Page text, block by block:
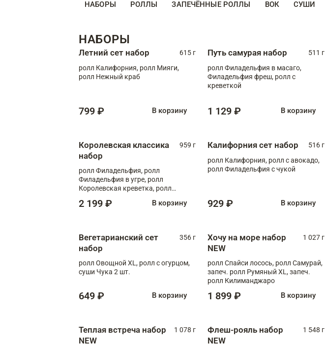
НАБОРЫ РОЛЛЫ ЗАПЕЧЁННЫЕ РОЛЛЫ ВОК СУШИ
НАБОРЫ
Летний сет набор
615 г
ролл Калифорния, ролл Мияги,
ролл Нежный краб
799 ₽ В корзину
Путь самурая набор
511 г
ролл Филадельфия в масаго,
Филадельфия фреш, ролл с
креветкой
1 129 ₽ В корзину
Королевская классика
набор
959 г
ролл Филадельфия, ролл
Филадельфия в угре, ролл
Королевская креветка, ролл
2 199 ₽ В корзину
Калифорния сет набор
516 г
ролл Калифорния, ролл с авокадо,
ролл Филадельфия с чукой
929 ₽ В корзину
Вегетарианский сет
набор
356 г
ролл Овощной XL, ролл с огурцом,
суши Чука 2 шт.
649 ₽ В корзину
Хочу на море набор
NEW
1 027 г
ролл Спайси лосось, ролл Самурай,
запеч. ролл Румяный XL, запеч.
ролл Килиманджаро
1 899 ₽ В корзину
Теплая встреча набор
NEW
1 078 г
Флеш-рояль набор
NEW
1 548 г